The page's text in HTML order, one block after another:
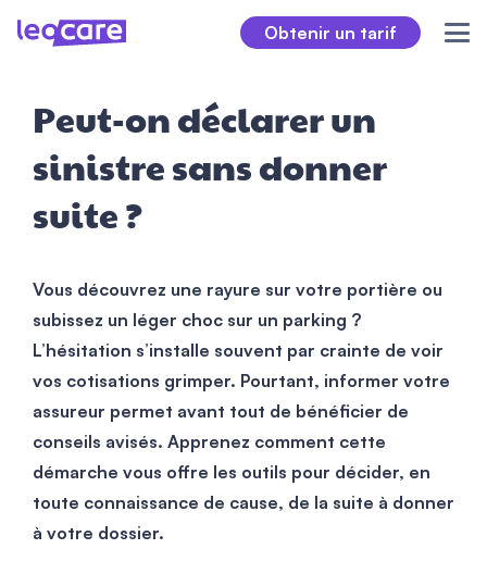
Obtenir un tarif
Peut-on déclarer un
sinistre sans donner
suite ?
Vous découvrez une rayure sur votre portière ou
subissez un léger choc sur un parking ?
L’hésitation s’installe souvent par crainte de voir
vos cotisations grimper. Pourtant, informer votre
assureur permet avant tout de bénéficier de
conseils avisés. Apprenez comment cette
démarche vous offre les outils pour décider, en
toute connaissance de cause, de la suite à donner
à votre dossier.